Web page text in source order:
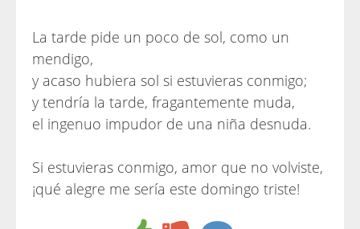
La tarde pide un poco de sol, como un
mendigo,
y acaso hubiera sol si estuvieras conmigo;
y tendría la tarde, fragantemente muda,
el ingenuo impudor de una niña desnuda.
Si estuvieras conmigo, amor que no volviste,
¡qué alegre me sería este domingo triste!